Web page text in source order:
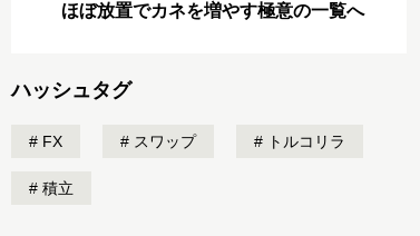
ほぼ放置でカネを増やす極意の一覧へ
ハッシュタグ
FX スワップ トルコリラ
積立